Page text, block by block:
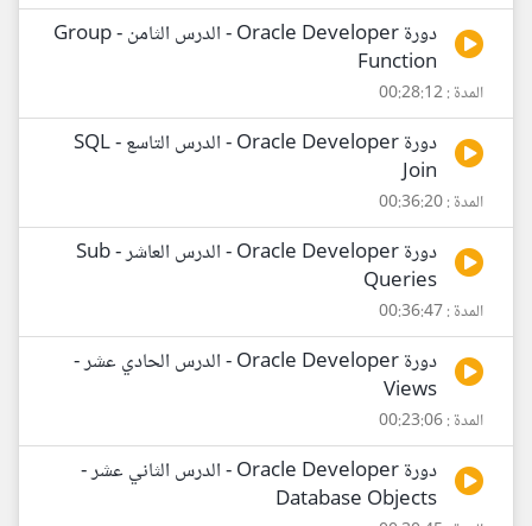
دورة Oracle Developer - الدرس الثامن - Group
Function
المدة : 00:28:12
دورة Oracle Developer - الدرس التاسع - SQL
Join
المدة : 00:36:20
دورة Oracle Developer - الدرس العاشر - Sub
Queries
المدة : 00:36:47
دورة Oracle Developer - الدرس الحادي عشر -
Views
المدة : 00:23:06
دورة Oracle Developer - الدرس الثاني عشر -
Database Objects